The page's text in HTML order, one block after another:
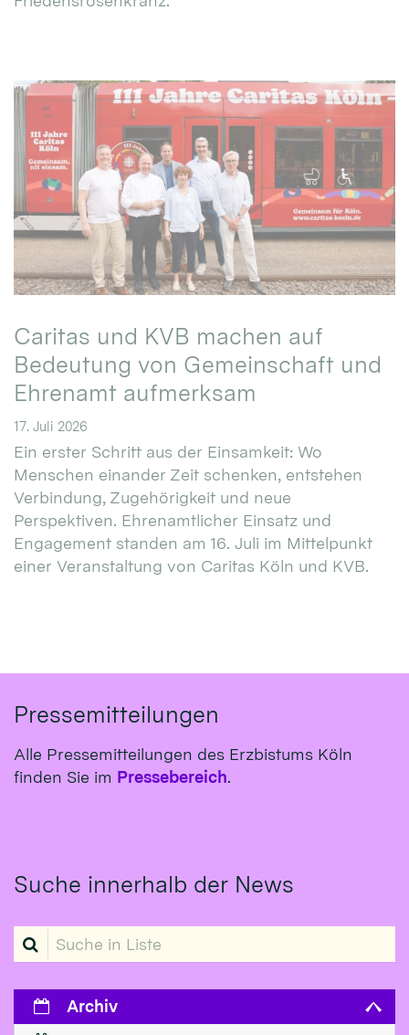
Caritas und KVB machen auf
Bedeutung von Gemeinschaft und
Ehrenamt aufmerksam
17. Juli 2026
Ein erster Schritt aus der Einsamkeit: Wo
Menschen einander Zeit schenken, entstehen
Verbindung, Zugehörigkeit und neue
Perspektiven. Ehrenamtlicher Einsatz und
Engagement standen am 16. Juli im Mittelpunkt
einer Veranstaltung von Caritas Köln und KVB.
Pressemitteilungen
Alle Pressemitteilungen des Erzbistums Köln
finden Sie im Pressebereich.
Suche innerhalb der News
Suche in Liste
Archiv